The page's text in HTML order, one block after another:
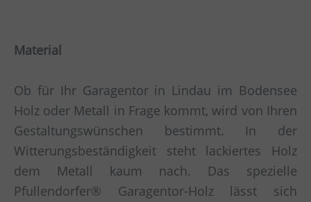
Material
Ob für Ihr Garagentor in Lindau im Bodensee
Holz oder Metall in Frage kommt, wird von Ihren
Gestaltungswünschen bestimmt. In der
Witterungsbeständigkeit steht lackiertes Holz
dem Metall kaum nach. Das spezielle
Pfullendorfer® Garagentor-Holz lässt sich